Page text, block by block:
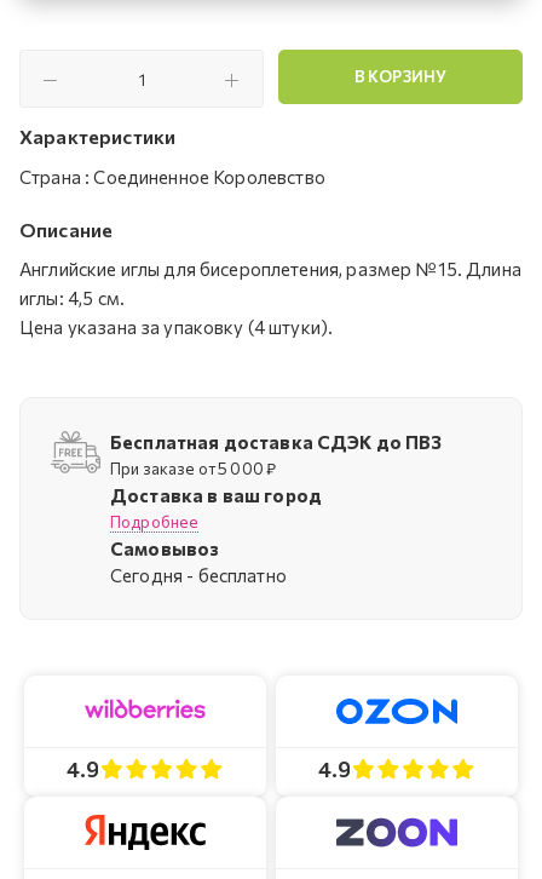
В КОРЗИНУ
Характеристики
Страна : Соединенное Королевство
Описание
Английские иглы для бисероплетения, размер №15. Длина
иглы: 4,5 см.
Цена указана за упаковку (4 штуки).
Бесплатная доставка СДЭК до ПВЗ
При заказе от 5 000 ₽
Доставка в ваш город
Подробнее
Самовывоз
Cегодня - бесплатно
4.9 4.9